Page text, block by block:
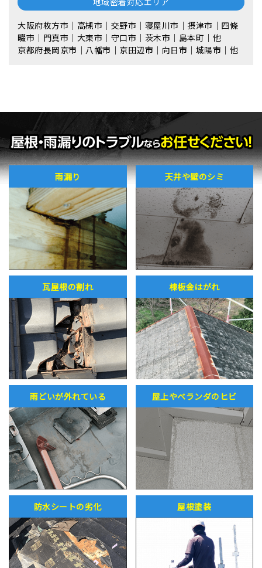
大阪府枚方市｜高槻市｜交野市｜寝屋川市｜摂津市｜四條
畷市｜門真市｜大東市｜守口市｜茨木市｜島本町｜他
京都府長岡京市｜八幡市｜京田辺市｜向日市｜城陽市｜他
雨漏り 天井や壁のシミ
瓦屋根の割れ 棟板金はがれ
雨どいが外れている 屋上やベランダのヒビ
防水シートの劣化 屋根塗装